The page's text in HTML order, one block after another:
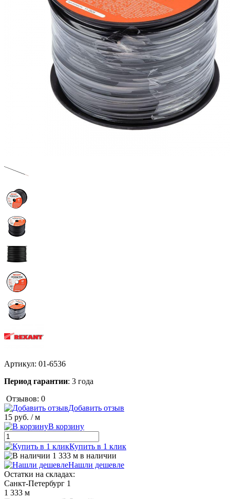
Артикул: 01-6536
Период гарантии: 3 года
Отзывов: 0
Добавить отзыв
15 руб. / м
В корзину
Купить в 1 клик
1 333 м в наличии
Нашли дешевле
Остатки на складах:
Санкт-Петербург 1
1 333 м